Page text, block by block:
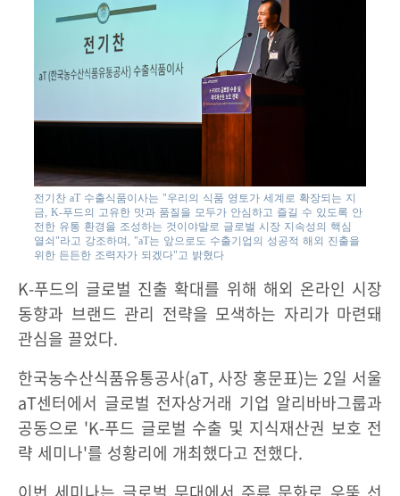
전기찬 aT 수출식품이사는 "우리의 식품 영토가 세계로 확장되는 지
금, K-푸드의 고유한 맛과 품질을 모두가 안심하고 즐길 수 있도록 안
전한 유통 환경을 조성하는 것이야말로 글로벌 시장 지속성의 핵심
열쇠"라고 강조하며, "aT는 앞으로도 수출기업의 성공적 해외 진출을
위한 든든한 조력자가 되겠다"고 밝혔다
K-푸드의 글로벌 진출 확대를 위해 해외 온라인 시장
동향과 브랜드 관리 전략을 모색하는 자리가 마련돼
관심을 끌었다.
한국농수산식품유통공사(aT, 사장 홍문표)는 2일 서울
aT센터에서 글로벌 전자상거래 기업 알리바바그룹과
공동으로 'K-푸드 글로벌 수출 및 지식재산권 보호 전
략 세미나'를 성황리에 개최했다고 전했다.